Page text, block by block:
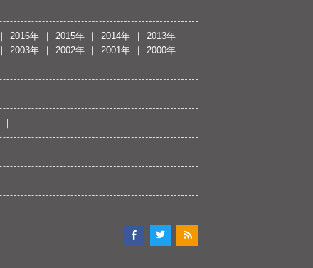
2016年 2015年 2014年
2013年
2003年 2002年 2001年
2000年